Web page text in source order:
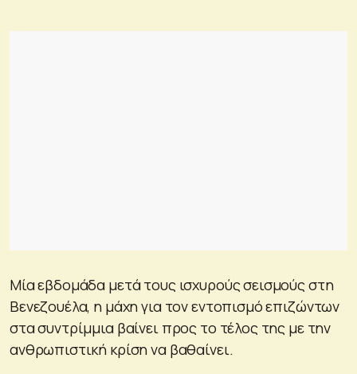
Μία εβδομάδα μετά τους ισχυρούς σεισμούς στη
Βενεζουέλα, η μάχη για τον εντοπισμό επιζώντων
στα συντρίμμια βαίνει προς το τέλος της με την
ανθρωπιστική κρίση να βαθαίνει.